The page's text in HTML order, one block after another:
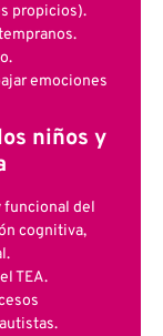
propicios).
emociones
niños y
funcional del
cognitiva,
TEA.